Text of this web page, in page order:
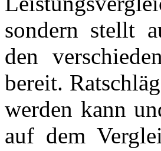
sondern stellt
den
bereit.
werden kann
auf dem